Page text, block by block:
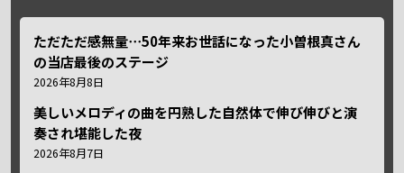
ただただ感無量⋯50年来お世話になった小曽根真さん
の当店最後のステージ
2026年8月8日
美しいメロディの曲を円熟した自然体で伸び伸びと演
奏され堪能した夜
2026年8月7日